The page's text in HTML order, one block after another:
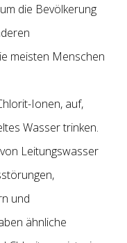
die Bevölkerung
meisten Menschen
Ionen, auf,
Wasser trinken.
Leitungswasser
und
ähnliche